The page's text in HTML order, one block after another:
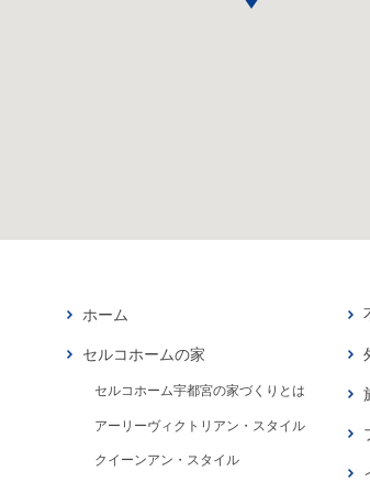
ホーム
セルコホームの家
セルコホーム宇都宮の家づくりとは
アーリーヴィクトリアン・スタイル
クイーンアン・スタイル